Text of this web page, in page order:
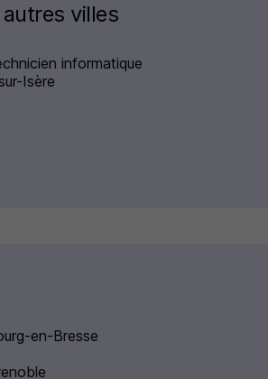
villes
informatique
Isère
en-Bresse